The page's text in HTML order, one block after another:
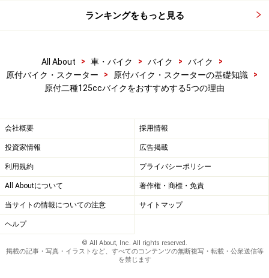
が、商業施設などで店員さんにお願いすれば停めさせて
もらえることがあります。私はいつも髪を切りにいく際
う。
原付二種の代表格 アドレスv125
理由その３：車の流れにのって走行するこ
とが可能
車種によって性能にばらつきはありますが、原付二種の
バイクは最高速度80キロ以上は出すことが可能で、なか
には100キロ以上のスピードが出るものも存在します。
ランキングをもっと見る
All About > 車・バイク > バイク > バイク
>
原付バイク・スクーター
> 原付バイク・スクーターの基礎知識
>
原付二種125ccバイクをおすすめする5つの理由
会社概要 採用情報
投資家情報 広告掲載
利用規約 プライバシーポリシー
All Aboutについて 著作権・商標・免責
当サイトの情報についての注意 サイトマップ
ヘルプ
© All About, Inc. All rights reserved.
掲載の記事・写真・イラストなど、すべてのコンテンツの無断複写・転載・公衆送信等
を禁じます